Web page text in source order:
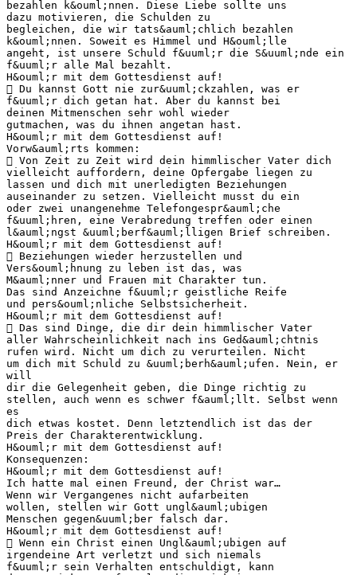
bezahlen k&ouml;nnen. Diese Liebe sollte uns
dazu motivieren, die Schulden zu
begleichen, die wir tats&auml;chlich bezahlen
k&ouml;nnen. Soweit es Himmel und H&ouml;lle
angeht, ist unsere Schuld f&uuml;r die S&uuml;nde ein
f&uuml;r alle Mal bezahlt.
H&ouml;r mit dem Gottesdienst auf!
 Du kannst Gott nie zur&uuml;ckzahlen, was er
f&uuml;r dich getan hat. Aber du kannst bei
deinen Mitmenschen sehr wohl wieder
gutmachen, was du ihnen angetan hast.
H&ouml;r mit dem Gottesdienst auf!
Vorw&auml;rts kommen:
 Von Zeit zu Zeit wird dein himmlischer Vater dich
vielleicht auffordern, deine Opfergabe liegen zu
lassen und dich mit unerledigten Beziehungen
auseinander zu setzen. Vielleicht musst du ein
oder zwei unangenehme Telefongespr&auml;che
f&uuml;hren, eine Verabredung treffen oder einen
l&auml;ngst &uuml;berf&auml;lligen Brief schreiben.
H&ouml;r mit dem Gottesdienst auf!
 Beziehungen wieder herzustellen und
Vers&ouml;hnung zu leben ist das, was
M&auml;nner und Frauen mit Charakter tun.
Das sind Anzeichne f&uuml;r geistliche Reife
und pers&ouml;nliche Selbstsicherheit.
H&ouml;r mit dem Gottesdienst auf!
 Das sind Dinge, die dir dein himmlischer Vater
aller Wahrscheinlichkeit nach ins Ged&auml;chtnis
rufen wird. Nicht um dich zu verurteilen. Nicht
um dich mit Schuld zu &uuml;berh&auml;ufen. Nein, er
will
dir die Gelegenheit geben, die Dinge richtig zu
stellen, auch wenn es schwer f&auml;llt. Selbst wenn
es
dich etwas kostet. Denn letztendlich ist das der
Preis der Charakterentwicklung.
H&ouml;r mit dem Gottesdienst auf!
Konsequenzen:
H&ouml;r mit dem Gottesdienst auf!
Ich hatte mal einen Freund, der Christ war…
Wenn wir Vergangenes nicht aufarbeiten
wollen, stellen wir Gott ungl&auml;ubigen
Menschen gegen&uuml;ber falsch dar.
H&ouml;r mit dem Gottesdienst auf!
 Wenn ein Christ einen Ungl&auml;ubigen auf
irgendeine Art verletzt und sich niemals
f&uuml;r sein Verhalten entschuldigt, kann